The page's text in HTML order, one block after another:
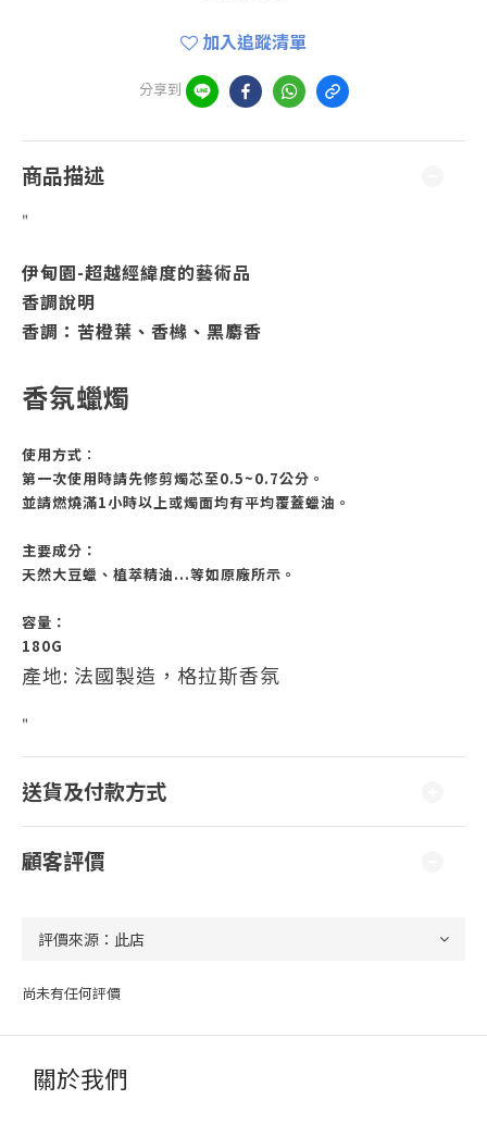
加入追蹤清單
分享到
商品描述
"
伊甸園-超越經緯度的藝術品
香調說明
香調：苦橙葉、香櫞、黑麝香
香氛蠟燭
使用方式︰
第一次使用時請先修剪燭芯至0.5~0.7公分。
並請燃燒滿1小時以上或燭面均有平均覆蓋蠟油。
主要成分：
天然大豆蠟、植萃精油...等如原廠所示。
容量：
180G
產地: 法國製造，格拉斯香氛
"
送貨及付款方式
顧客評價
尚未有任何評價
關於我們